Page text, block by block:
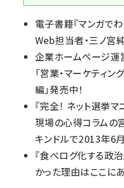
電子書籍『マンガで
Web担当者・三ノ宮
企業ホームページ
「営業・マーケティン
編」発売中！
『完全！ ネット選挙マ
現場の心得コラムの
キンドルで2013年6
『食べログ化する政治
かった理由はここに